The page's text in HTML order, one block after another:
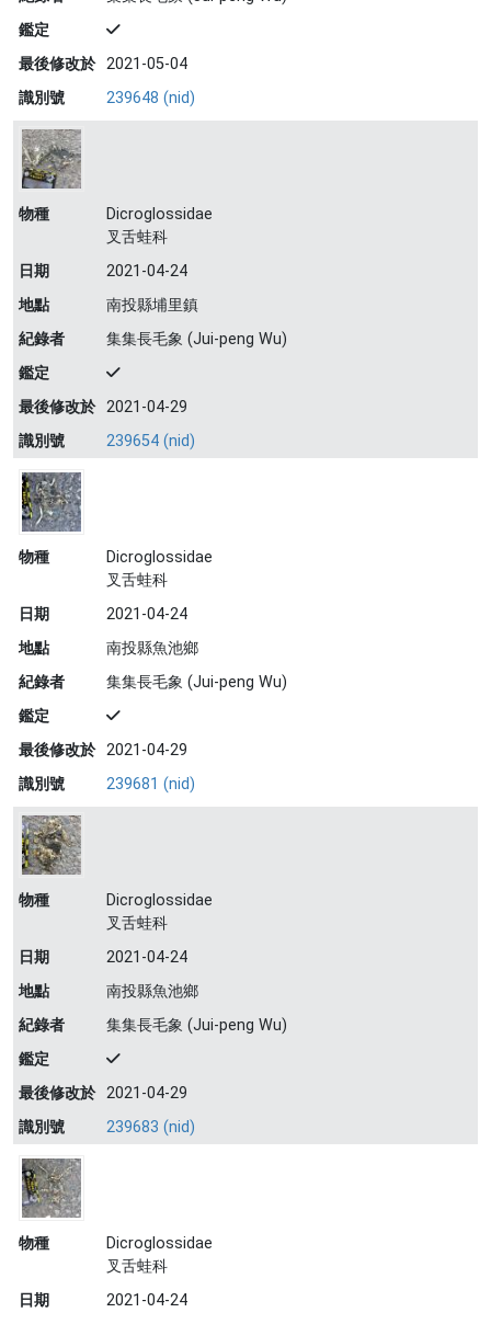
鑑定
最後修改於 2021-05-04
識別號
239648 (nid)
物種
Dicroglossidae
叉舌蛙科
日期
2021-04-24
地點
南投縣埔里鎮
紀錄者
集集長毛象 (Jui-peng Wu)
鑑定
最後修改於 2021-04-29
識別號
239654 (nid)
物種
Dicroglossidae
叉舌蛙科
日期
2021-04-24
地點
南投縣魚池鄉
紀錄者
集集長毛象 (Jui-peng Wu)
鑑定
最後修改於 2021-04-29
識別號
239681 (nid)
物種
Dicroglossidae
叉舌蛙科
日期
2021-04-24
地點
南投縣魚池鄉
紀錄者
集集長毛象 (Jui-peng Wu)
鑑定
最後修改於 2021-04-29
識別號
239683 (nid)
物種
Dicroglossidae
叉舌蛙科
日期
2021-04-24